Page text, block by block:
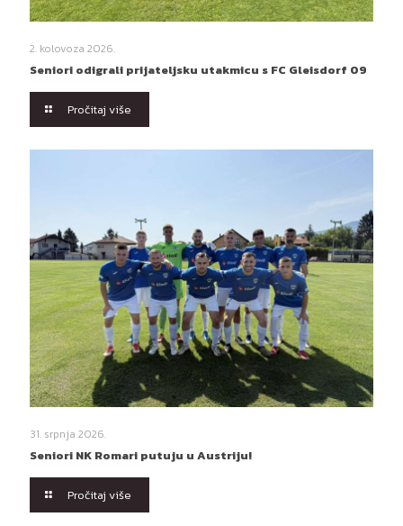
2. kolovoza 2026.
Seniori odigrali prijateljsku utakmicu s FC Gleisdorf 09
Pročitaj više
31. srpnja 2026.
Seniori NK Romari putuju u Austriju!
Pročitaj više